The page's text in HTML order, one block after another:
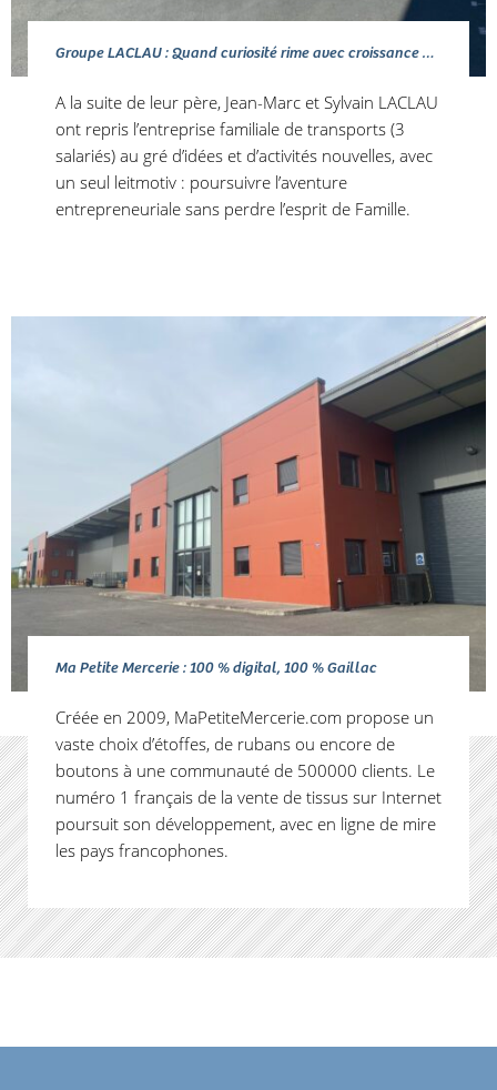
Groupe LACLAU : Quand curiosité rime avec croissance …
A la suite de leur père, Jean-Marc et Sylvain LACLAU
ont repris l’entreprise familiale de transports (3
salariés) au gré d’idées et d’activités nouvelles, avec
un seul leitmotiv : poursuivre l’aventure
entrepreneuriale sans perdre l’esprit de Famille.
Ma Petite Mercerie : 100 % digital, 100 % Gaillac
Créée en 2009, MaPetiteMercerie.com propose un
vaste choix d’étoffes, de rubans ou encore de
boutons à une communauté de 500000 clients. Le
numéro 1 français de la vente de tissus sur Internet
poursuit son développement, avec en ligne de mire
les pays francophones.